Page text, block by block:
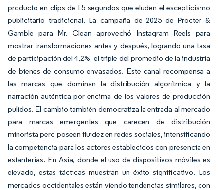
producto en clips de 15 segundos que eluden el escepticismo
publicitario tradicional. La campaña de 2025 de Procter &
Gamble para Mr. Clean aprovechó Instagram Reels para
mostrar transformaciones antes y después, logrando una tasa
de participación del 4,2%, el triple del promedio de la industria
de bienes de consumo envasados. Este canal recompensa a
las marcas que dominan la distribución algorítmica y la
narración auténtica por encima de los valores de producción
pulidos. El cambio también democratiza la entrada al mercado
para marcas emergentes que carecen de distribución
minorista pero poseen fluidez en redes sociales, intensificando
la competencia para los actores establecidos con presencia en
estanterías. En Asia, donde el uso de dispositivos móviles es
elevado, estas tácticas muestran un éxito significativo. Los
mercados occidentales están viendo tendencias similares, con